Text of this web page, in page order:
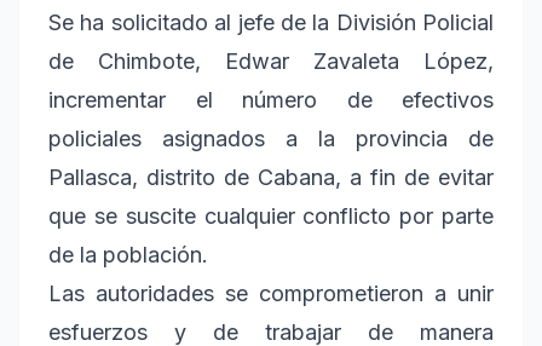
Se ha solicitado al jefe de la División Policial
de Chimbote, Edwar Zavaleta López,
incrementar el número de efectivos
policiales asignados a la provincia de
Pallasca, distrito de Cabana, a fin de evitar
que se suscite cualquier conflicto por parte
de la población.
Las autoridades se comprometieron a unir
esfuerzos y de trabajar de manera